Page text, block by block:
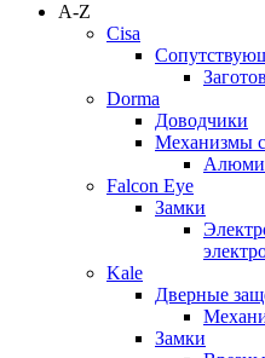
A-Z
Cisa
Dorma
Доводчики
Механизмы
Falcon Eye
Замки
Kale
Дверные
Замки